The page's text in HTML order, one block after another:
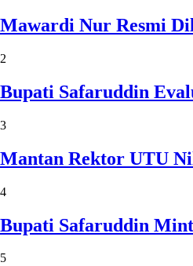
Mawardi Nur Resmi
2
Bupati Safaruddin
3
Mantan Rektor UTU
4
Bupati Safaruddin
5